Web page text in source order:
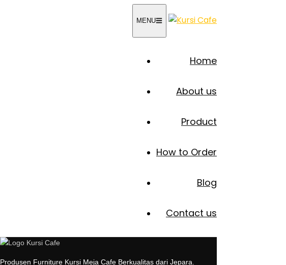
MENU
Home
About us
Product
How to Order
Blog
Contact us
Produsen Furniture Kursi Meja Cafe Berkualitas dari Jepara.